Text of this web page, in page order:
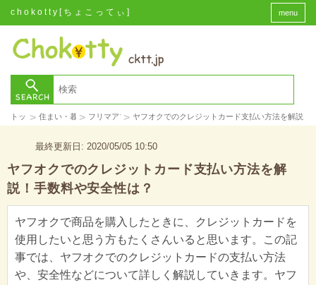
chokotty[ちょこってぃ] menu
トップ> 住まい・暮らし
> フリマアプリ
> ヤフオクでのクレジットカード支払い方法を解説！
最終更新日: 2020/05/05 10:50
ヤフオクでのクレジットカード支払い方法を解
説！手数料や安全性は？
ヤフオクで商品を購入したときに、クレジットカードを
使用したいと思う方もたくさんいると思います。この記
事では、ヤフオクでのクレジットカードの支払い方法
や、安全性などについて詳しく解説していきます。ヤフ